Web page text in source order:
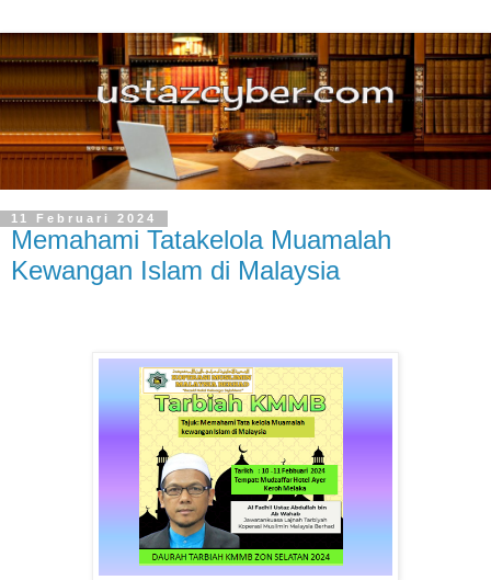
11 Februari 2024
Memahami Tatakelola Muamalah
Kewangan Islam di Malaysia